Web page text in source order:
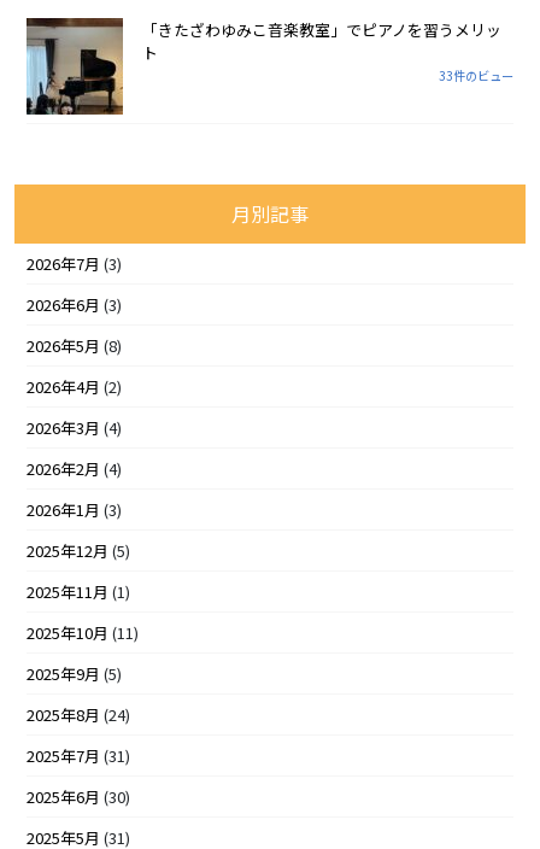
「きたざわゆみこ音楽教室」でピアノを習うメリッ
ト
33件のビュー
月別記事
2026年7月 (3)
2026年6月 (3)
2026年5月 (8)
2026年4月 (2)
2026年3月 (4)
2026年2月 (4)
2026年1月 (3)
2025年12月 (5)
2025年11月 (1)
2025年10月 (11)
2025年9月 (5)
2025年8月 (24)
2025年7月 (31)
2025年6月 (30)
2025年5月 (31)